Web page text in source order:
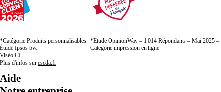
*Catégorie Produits personnalisables
Étude Ipsos bva
Viséo CI
Plus d'infos sur escda.fr
*Étude OpinionWay – 1 014 Répondants – Mai 2025 –
Catégorie impression en ligne
Aide